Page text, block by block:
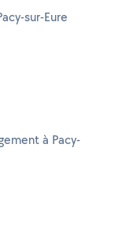
sur-Eure
à Pacy-